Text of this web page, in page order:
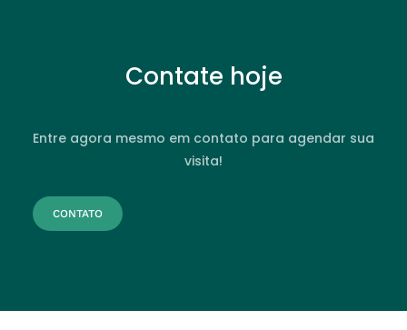
Contate hoje
Entre agora mesmo em contato para agendar sua
visita!
CONTATO